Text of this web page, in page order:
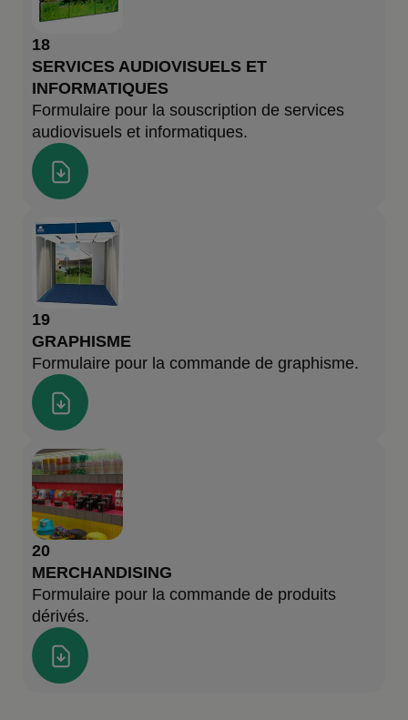
18
SERVICES AUDIOVISUELS ET
INFORMATIQUES
Formulaire pour la souscription de services
audiovisuels et informatiques.
19
GRAPHISME
Formulaire pour la commande de graphisme.
20
MERCHANDISING
Formulaire pour la commande de produits
dérivés.